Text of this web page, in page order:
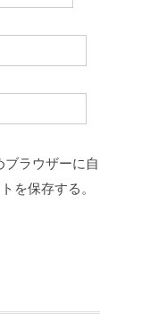
ブラウザーに自
を保存する。